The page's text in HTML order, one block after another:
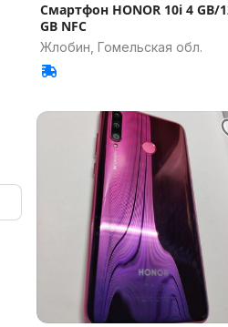
Смартфон HONOR 10i 4 GB/
GB NFC
Жлобин, Гомельская обл.